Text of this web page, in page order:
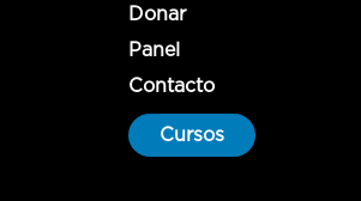
Donar
Panel
Contacto
Cursos